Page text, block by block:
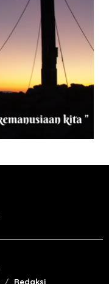
Redaksi